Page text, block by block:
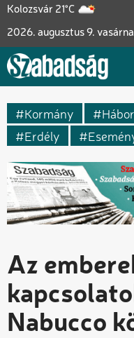
Ugrás
tartalomra
Kolozsvár 21°C
2026. augusztus 9.
Kormány
Erdély
Az
Nabucco